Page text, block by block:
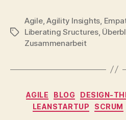
Schlagwörter
Agile,Agility Insights,
Liberating Sructures,
Zusammenarbeit
AGILE BLOG DESIGN-
LEANSTARTUP
SCRUM